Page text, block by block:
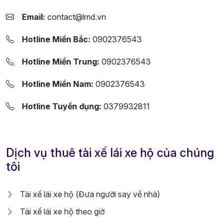
Email: contact@lmd.vn
Hotline Miền Bắc: 0902376543
Hotline Miền Trung: 0902376543
Hotline Miền Nam: 0902376543
Hotline Tuyển dụng: 0379932811
Dịch vụ thuê tài xế lái xe hộ của chúng
tôi
Tài xế lái xe hộ (Đưa người say về nhà)
Tài xế lái xe hộ theo giờ